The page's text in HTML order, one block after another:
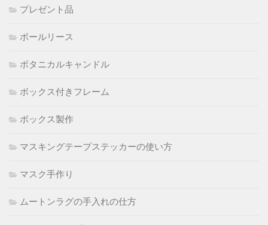
プレゼント品
ボールリース
ボタニカルキャンドル
ボックス付きフレーム
ボックス製作
マスキングテープステッカーの使い方
マスク手作り
ムートンラグの手入れの仕方